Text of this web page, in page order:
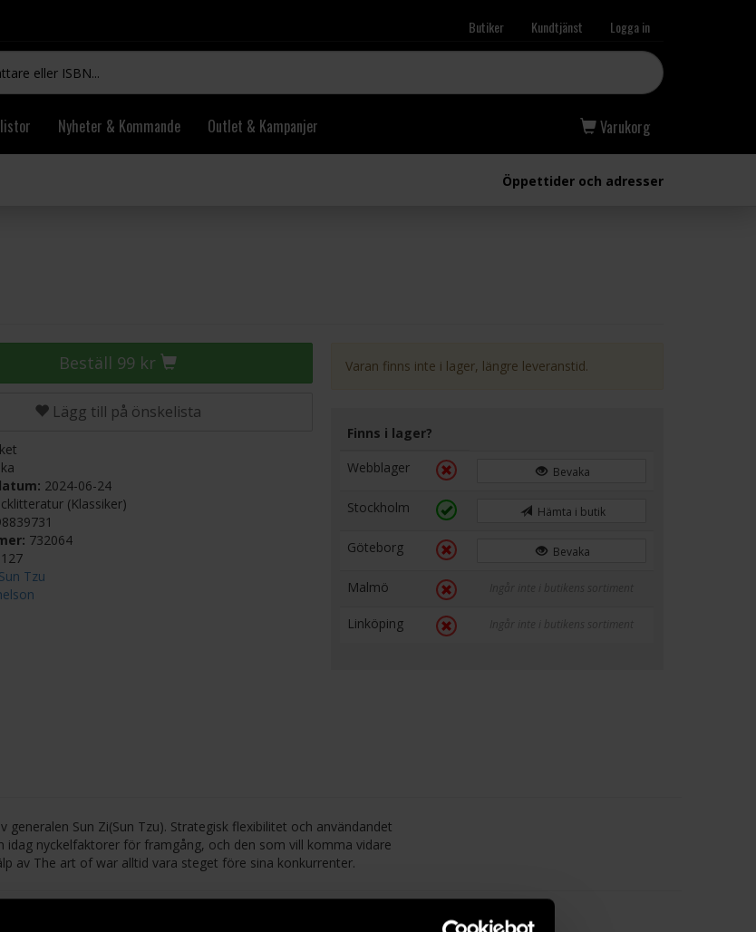
Butiker Kundtjänst Logga in
Nyheter & Kommande Outlet & Kampanjer Varukorg
Öppettider och adresser
Beställ 99 kr
Lägg till på önskelista
2024-06-24
(Klassiker)
732064
127
Sun Tzu
Varan finns inte i lager, längre leveranstid.
Finns i lager?
Webblager
Bevaka
Stockholm Hämta i butik
Göteborg Bevaka
Malmö Ingår inte i butikens sortiment
Linköping Ingår inte i butikens sortiment
Sun Zi(Sun Tzu). Strategisk flexibilitet och användandet
nyckelfaktorer för framgång, och den som vill komma vidare
av The art of war alltid vara steget före sina konkurrenter.